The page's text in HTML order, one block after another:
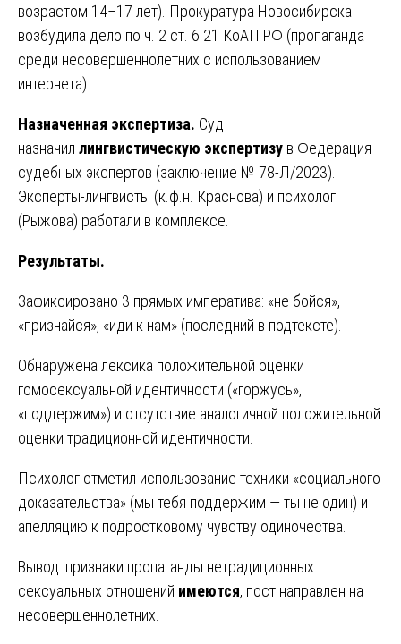
возрастом 14–17 лет). Прокуратура Новосибирска
возбудила дело по ч. 2 ст. 6.21 КоАП РФ (пропаганда
среди несовершеннолетних с использованием
интернета).
Назначенная экспертиза. Суд
назначил лингвистическую экспертизу в Федерация
судебных экспертов (заключение № 78-Л/2023).
Эксперты-лингвисты (к.ф.н. Краснова) и психолог
(Рыжова) работали в комплексе.
Результаты.
Зафиксировано 3 прямых императива: «не бойся»,
«признайся», «иди к нам» (последний в подтексте).
Обнаружена лексика положительной оценки
гомосексуальной идентичности («горжусь»,
«поддержим») и отсутствие аналогичной положительной
оценки традиционной идентичности.
Психолог отметил использование техники «социального
доказательства» (мы тебя поддержим — ты не один) и
апелляцию к подростковому чувству одиночества.
Вывод: признаки пропаганды нетрадиционных
сексуальных отношений имеются, пост направлен на
несовершеннолетних.